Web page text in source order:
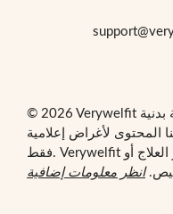
المحتوى لأغراض إعلامية
فقط. Verywelfit ليس بديلاً عن المشورة الطبية أو العلاج أو
انظر معلومات إضافية